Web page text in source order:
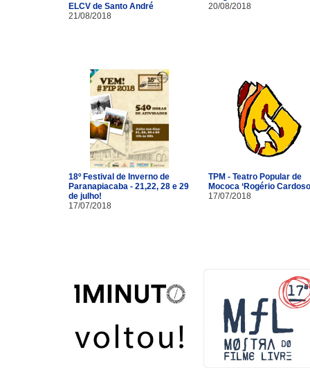
ELCV de Santo André
21/08/2018
20/08/2018
18º Festival de Inverno de
Paranapiacaba - 21,22, 28 e 29
de julho!
17/07/2018
TPM - Teatro Popular de
Mococa ‘Rogério
17/07/2018